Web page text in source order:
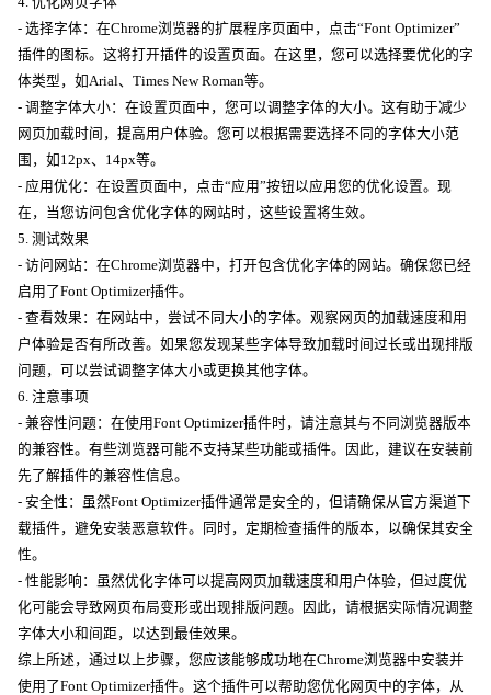
- 选择字体：在Chrome浏览器的扩展程序页面中，点击“Font Optimizer”
插件的图标。这将打开插件的设置页面。在这里，您可以选择要优化的字
体类型，如Arial、Times New Roman等。
- 调整字体大小：在设置页面中，您可以调整字体的大小。这有助于减少
网页加载时间，提高用户体验。您可以根据需要选择不同的字体大小范
围，如12px、14px等。
- 应用优化：在设置页面中，点击“应用”按钮以应用您的优化设置。现
在，当您访问包含优化字体的网站时，这些设置将生效。
5. 测试效果
- 访问网站：在Chrome浏览器中，打开包含优化字体的网站。确保您已经
启用了Font Optimizer插件。
- 查看效果：在网站中，尝试不同大小的字体。观察网页的加载速度和用
户体验是否有所改善。如果您发现某些字体导致加载时间过长或出现排版
问题，可以尝试调整字体大小或更换其他字体。
6. 注意事项
- 兼容性问题：在使用Font Optimizer插件时，请注意其与不同浏览器版本
的兼容性。有些浏览器可能不支持某些功能或插件。因此，建议在安装前
先了解插件的兼容性信息。
- 安全性：虽然Font Optimizer插件通常是安全的，但请确保从官方渠道下
载插件，避免安装恶意软件。同时，定期检查插件的版本，以确保其安全
性。
- 性能影响：虽然优化字体可以提高网页加载速度和用户体验，但过度优
化可能会导致网页布局变形或出现排版问题。因此，请根据实际情况调整
字体大小和间距，以达到最佳效果。
综上所述，通过以上步骤，您应该能够成功地在Chrome浏览器中安装并
使用了Font Optimizer插件。这个插件可以帮助您优化网页中的字体，从